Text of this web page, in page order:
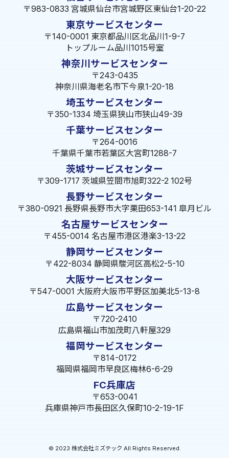
〒983-0833 宮城県仙台市宮城野区東仙台1-20-22
東京サービスセンター
〒140-0001 東京都品川区北品川1-9-7
トップルーム品川1015号室
神奈川サービスセンター
〒243-0435
神奈川県海老名市下今泉1-20-18
埼玉サービスセンター
〒350-1334 埼玉県狭山市狭山49-39
千葉サービスセンター
〒264-0016
千葉県千葉市若葉区大宮町1288-7
茨城サービスセンター
〒309-1717 茨城県笠間市旭町322-2 102号
長野サービスセンター
〒380-0921 長野県長野市大字栗田653-141 皐月ビル
名古屋サービスセンター
〒455-0014 名古屋市港区港楽3-13-22
静岡サービスセンター
〒422-8034 静岡県駿河区高松2-5-10
大阪サービスセンター
〒547-0001 大阪府大阪市平野区加美北5-13-8
広島サービスセンター
〒720-2410
広島県福山市加茂町八軒屋329
福岡サービスセンター
〒814-0172
福岡県福岡市早良区梅林6-6-29
FC兵庫店
〒653-0041
兵庫県神戸市長田区久保町10-2-19-1F
© 2023 株式会社ミズテック All Rights Reserved.